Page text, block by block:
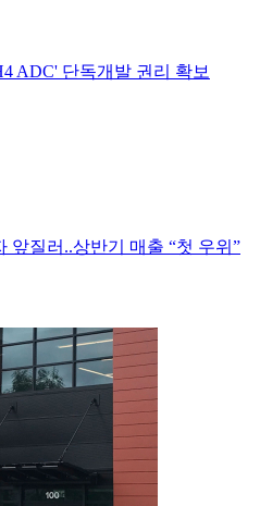
ADC' 단독개발 권리 확보
앞질러..상반기 매출 “첫 우위”